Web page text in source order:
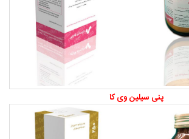
پنی سیلین وی کا